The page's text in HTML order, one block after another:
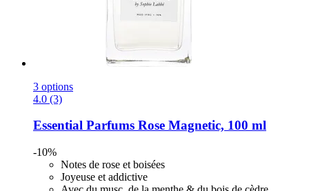
3 options
4.0 (3)
Essential Parfums Rose Magnetic, 100 ml
-10%
Notes de rose et boisées
Joyeuse et addictive